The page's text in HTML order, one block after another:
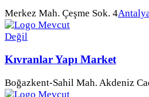
Merkez Mah. Çeşme Sok. 4
Kıvranlar Yapı Market
Boğazkent-Sahil Mah. Akdeniz